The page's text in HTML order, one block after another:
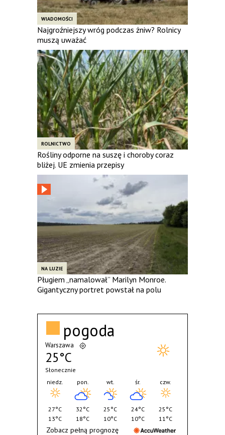
WIADOMOŚCI
Najgroźniejszy wróg podczas żniw? Rolnicy
muszą uważać
ROLNICTWO
Rośliny odporne na suszę i choroby coraz
bliżej. UE zmienia przepisy
NA LUZIE
Pługiem „namalował” Marilyn Monroe.
Gigantyczny portret powstał na polu
pogoda
Warszawa
25°C
Słonecznie
niedz.
27°C
13°C
pon.
32°C
18°C
wt.
25°C
10°C
śr.
24°C
10°C
czw.
25°C
11°C
Zobacz pełną prognozę